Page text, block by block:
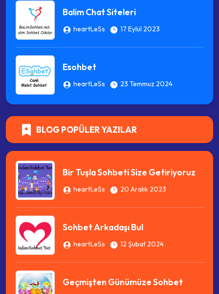
Balim Chat Siteleri
heartLeSs 17 Eylül 2023
Esohbet
heartLeSs 23 Temmuz 2024
BLOG POPÜLER YAZILAR
Bir Tuşla Sohbeti Size Getiriyoruz
heartLeSs 20 Aralık 2023
Sohbet Arkadaşı Bul
heartLeSs 12 Şubat 2024
Geçmişten Günümüze Sohbet